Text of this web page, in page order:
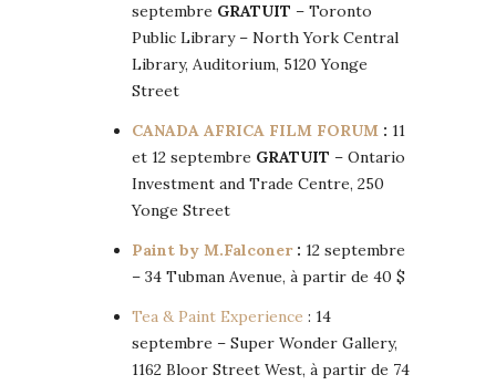
septembre GRATUIT – Toronto
Public Library – North York Central
Library, Auditorium, 5120 Yonge
Street
CANADA AFRICA FILM FORUM : 11
et 12 septembre GRATUIT – Ontario
Investment and Trade Centre, 250
Yonge Street
Paint by M.Falconer: 12 septembre
– 34 Tubman Avenue, à partir de 40 $
Tea & Paint Experience : 14
septembre – Super Wonder Gallery,
1162 Bloor Street West, à partir de 74